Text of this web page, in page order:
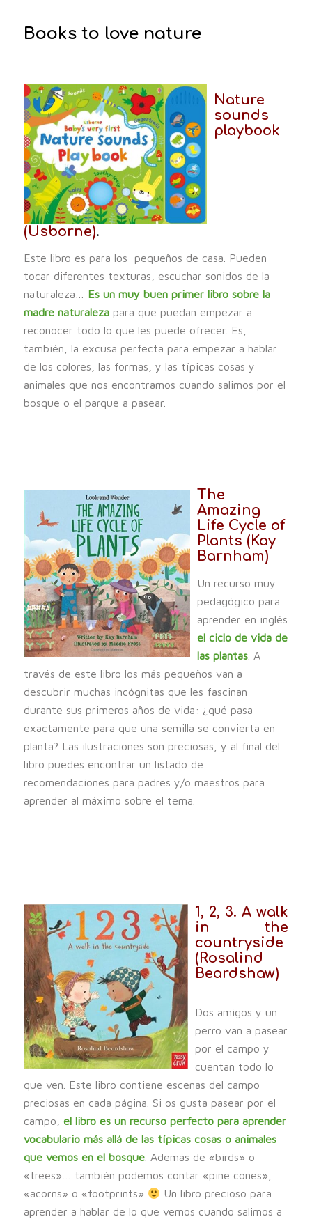
Books to love nature
Nature
sounds
playbook
(Usborne).
Este libro es para los pequeños de casa. Pueden
tocar diferentes texturas, escuchar sonidos de la
naturaleza… Es un muy buen primer libro sobre la
madre naturalezapara que puedan empezar a
reconocer todo lo que les puede ofrecer. Es,
también, la excusa perfecta para empezar a hablar
de los colores, las formas, y las típicas cosas y
animales que nos encontramos cuando salimos por el
bosque o el parque a pasear.
The
Amazing
Life Cycle of
Plants (Kay
Barnham)
Un recurso muy
pedagógico para
aprender en inglés
el ciclo de vida de
las plantas. A
través de este libro los más pequeños van a
descubrir muchas incógnitas que les fascinan
durante sus primeros años de vida: ¿qué pasa
exactamente para que una semilla se convierta en
planta? Las ilustraciones son preciosas, y al final del
libro puedes encontrar un listado de
recomendaciones para padres y/o maestros para
aprender al máximo sobre el tema.
1, 2, 3. A walk
in the
countryside
(Rosalind
Beardshaw)
Dos amigos y un
perro van a pasear
por el campo y
cuentan todo lo
que ven. Este libro contiene escenas del campo
preciosas en cada página. Si os gusta pasear por el
campo, el libro es un recurso perfecto para aprender
vocabulario más allá de las típicas cosas o animales
que vemos en el bosque. Además de «birds» o
«trees»… también podemos contar «pine cones»,
«acorns» o «footprints»
Un libro precioso para
aprender a hablar de lo que vemos cuando salimos a